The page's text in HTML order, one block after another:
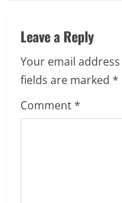
n
u
e
R
Leave a Reply
Your email
fields are marked *
Comment*